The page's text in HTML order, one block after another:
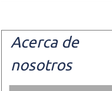
Acerca de
nosotros